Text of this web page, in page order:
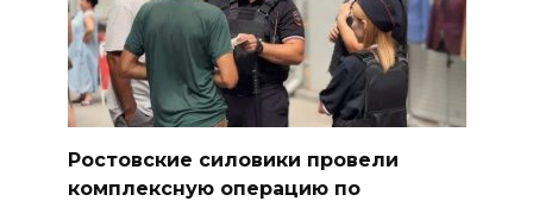
Ростовские силовики провели
комплексную операцию по